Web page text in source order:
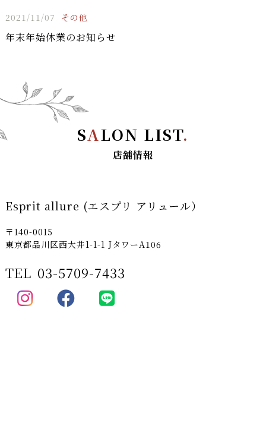
2021/11/07 その他
年末年始休業のお知らせ
SALON LIST.
店舗情報
Esprit allure (エスプリ アリュール）
〒140-0015
東京都品川区西大井1-1-1 JタワーA106
TEL 03-5709-7433